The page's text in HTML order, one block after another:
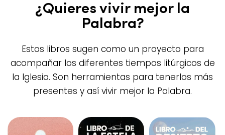
¿Quieres vivir mejor la
Palabra?
Estos libros sugen como un proyecto para
acompañar los diferentes tiempos litúrgicos de
la Iglesia. Son herramientas para tenerlos más
presentes y así vivir mejor la Palabra.